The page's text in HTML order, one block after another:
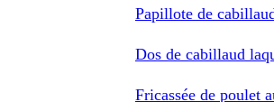
Papillote de
Dos de cabillaud
Fricassée de poulet